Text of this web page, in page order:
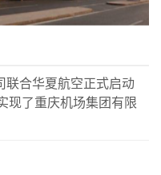
联合华夏航空正式启动
现了重庆机场集团有限